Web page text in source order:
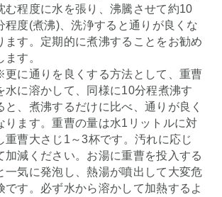
む程度に水を張り、沸騰させて約10
程度(煮沸)、洗浄すると通りが良くな
ます。定期的に煮沸することをお勧め
ます。
更に通りを良くする方法として、重曹
水に溶かして、同様に10分程煮沸す
と、煮沸するだけに比べ、通りが良く
ります。重曹の量は水1リットルに対
重曹大さじ1～3杯です。汚れに応じ
加減ください。お湯に重曹を投入する
一気に発泡し、熱湯が噴出して大変危
です。必ず水から溶かして加熱するよ